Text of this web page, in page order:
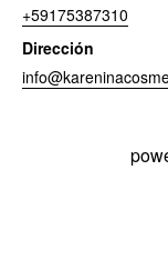
+59175387310
Dirección